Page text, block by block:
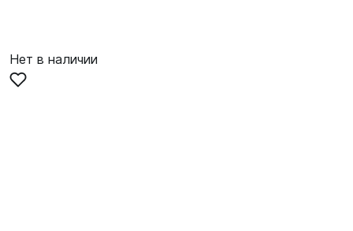
Нет в наличии